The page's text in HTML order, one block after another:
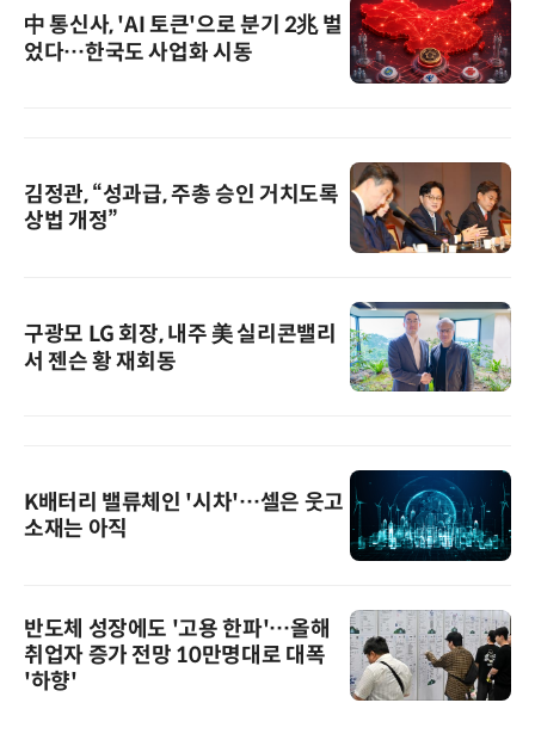
中 통신사, 'AI 토큰'으로 분기 2兆 벌
었다…한국도 사업화 시동
김정관, “성과급, 주총 승인 거치도록
상법 개정”
구광모 LG 회장, 내주 美 실리콘밸리
서 젠슨 황 재회동
K배터리 밸류체인 '시차'…셀은 웃고
소재는 아직
반도체 성장에도 '고용 한파'…올해
취업자 증가 전망 10만명대로 대폭
'하향'